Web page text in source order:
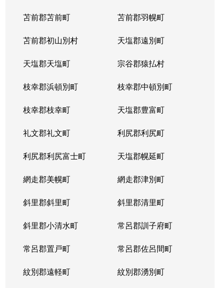
苫前郡苫前町 苫前郡羽幌町
苫前郡初山別村 天塩郡遠別町
天塩郡天塩町 宗谷郡猿払村
枝幸郡浜頓別町 枝幸郡中頓別町
枝幸郡枝幸町 天塩郡豊富町
礼文郡礼文町 利尻郡利尻町
利尻郡利尻富士町 天塩郡幌延町
網走郡美幌町 網走郡津別町
斜里郡斜里町 斜里郡清里町
斜里郡小清水町 常呂郡訓子府町
常呂郡置戸町 常呂郡佐呂間町
紋別郡遠軽町 紋別郡湧別町